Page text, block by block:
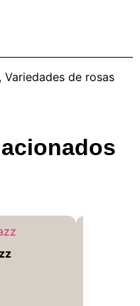
,Variedades de rosas